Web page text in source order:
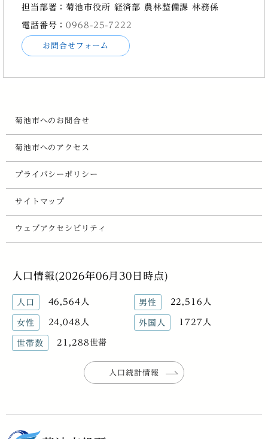
担当部署：菊池市役所 経済部 農林整備課 林務係
電話番号：0968-25-7222
お問合せフォーム
菊池市へのお問合せ
菊池市へのアクセス
プライバシーポリシー
サイトマップ
ウェブアクセシビリティ
人口情報(2026年06月30日時点)
人口 46,564人 男性 22,516人
女性 24,048人 外国人 1727人
世帯数 21,288世帯
人口統計情報